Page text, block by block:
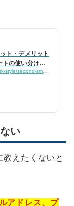
ト・デメリット
トの使い分け
https://www.subline.jp/blog/work-style/second-smartphone/
い
えたくないと
アドレス、プ